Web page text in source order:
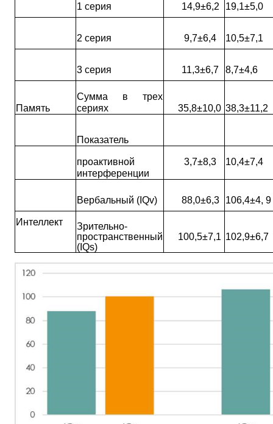
1 серия 14,9±6,2 19,1±5,0
2 серия 9,7±6,4 10,5±7,1
3 серия 11,3±6,7 8,7±4,6
Память
Сумма в трех
сериях
35,8±10,0 38,3±11,2
Показатель
проактивной
интерференции
3,7±8,3 10,4±7,4
Вербальный (IQv) 88,0±6,3 106,4±4, 9
Интеллект
Зрительно­
пространственный
(IQs)
100,5±7,1 102,9±6,7